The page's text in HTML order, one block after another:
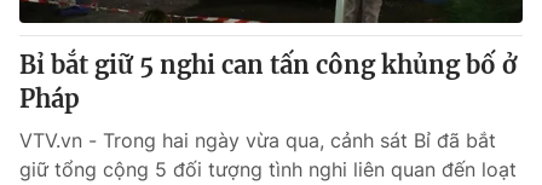
Giấy phép hoạt động báo in và báo điện tử số 483/GP-BTTTT
cấp ngày 29/12/2023
Tổng Biên tập: Vũ Thanh Thủy
Phó Tổng Biên tập:
Nguyễn Trọng Ninh
Tổng đài VTV:024.38 355 931 - 024.38 355 932
Bỉ bắt giữ 5 nghi can tấn công khủng bố ở
Pháp
VTV.vn - Trong hai ngày vừa qua, cảnh sát Bỉ đã bắt
giữ tổng cộng 5 đối tượng tình nghi liên quan đến loạt